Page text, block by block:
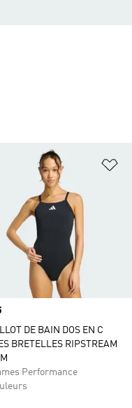
à la Liste de produits
DE BAIN DOS EN C
BRETELLES RIPSTREAM
Performance